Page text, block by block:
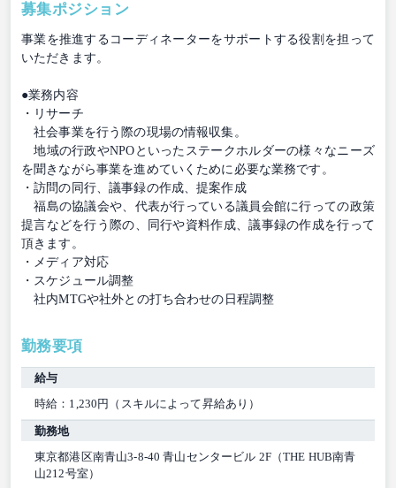
募集ポジション
事業を推進するコーディネーターをサポートする役割を担って
いただきます。
●業務内容
・リサーチ
社会事業を行う際の現場の情報収集。
地域の行政やNPOといったステークホルダーの様々なニーズ
を聞きながら事業を進めていくために必要な業務です。
・訪問の同行、議事録の作成、提案作成
福島の協議会や、代表が行っている議員会館に行っての政策
提言などを行う際の、同行や資料作成、議事録の作成を行って
頂きます。
・メディア対応
・スケジュール調整
社内MTGや社外との打ち合わせの日程調整
勤務要項
給与
時給：1,230円（スキルによって昇給あり）
勤務地
東京都港区南青山3-8-40 青山センタービル 2F（THE HUB南青
山212号室）